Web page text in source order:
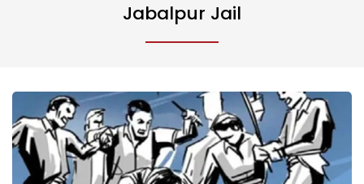
Jabalpur Jail